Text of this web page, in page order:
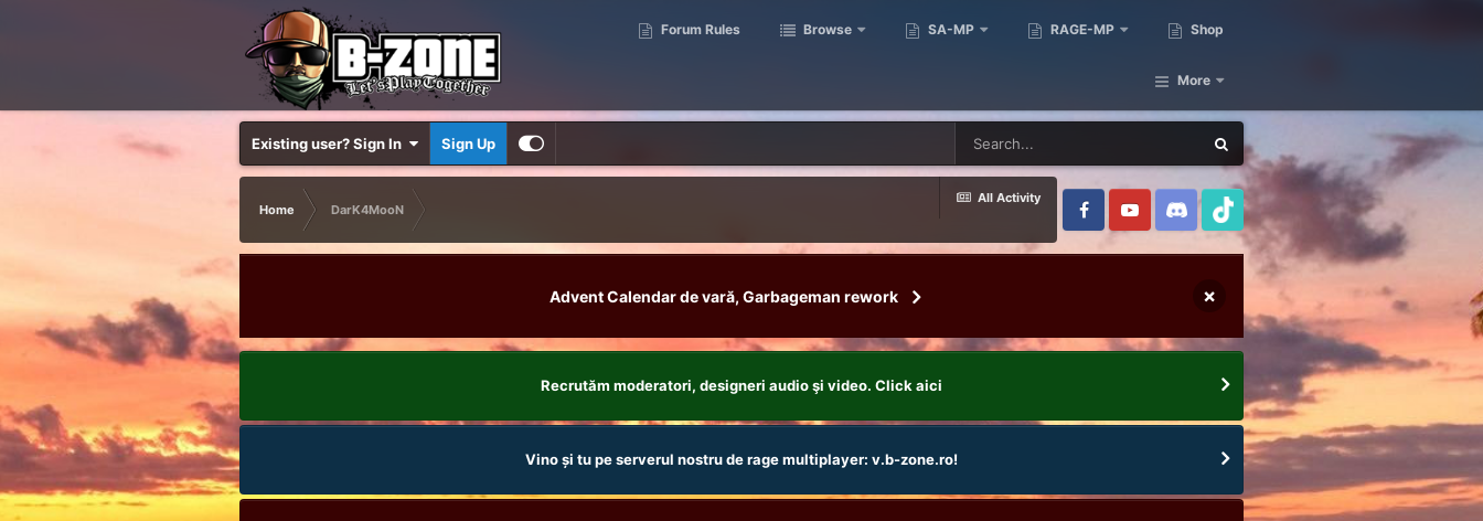
Forum Rules Browse SA-MP RAGE-MP Shop
More
Existing user? Sign In Sign Up
All Activity
Home DarK4MooN
Advent Calendar de vară, Garbageman rework ×
Recrutăm moderatori, designeri audio şi video. Click aici
Vino și tu pe serverul nostru de rage multiplayer: v.b-zone.ro!